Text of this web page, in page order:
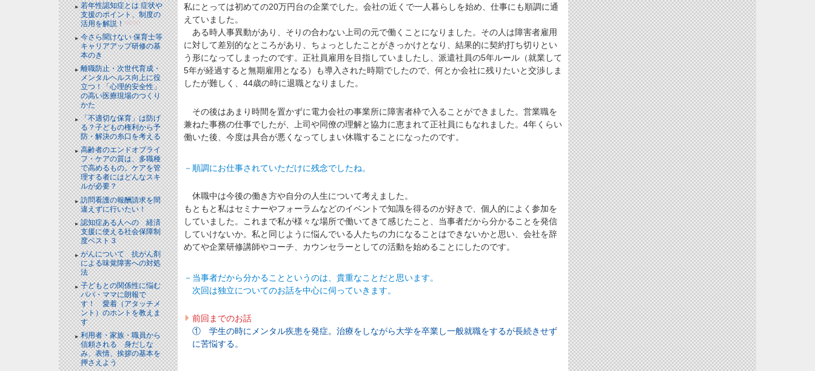
若年性認知症とは 症状や
支援のポイント、制度の
活用を解説！NEW!
今さら聞けない 保育士等
キャリアアップ研修の基
本のき
離職防止・次世代育成・
メンタルヘルス向上に役
立つ！「心理的安全性」
の高い医療現場のつくり
かた
「不適切な保育」は防げ
る？子どもの権利から予
防・解決の糸口を考える
高齢者のエンドオブライ
フ・ケアの質は、多職種
で高めるもの。ケアを管
理する者にはどんなスキ
ルが必要？
訪問看護の報酬請求を間
違えずに行いたい！
認知症ある人への 経済
支援に使える社会保障制
度ベスト３
がんについて 抗がん剤
による味覚障害への対処
法
子どもとの関係性に悩む
パパ・ママに朗報で
す！ 愛着（アタッチメ
ント）のホントを教えま
す
利用者・家族・職員から
信頼される 身だしな
み、表情、挨拶の基本を
押さえよう
私にとっては初めての20万円台の企業でした。会社の近くで一人暮らしを始め、仕事にも順調に通
えていました。
ある時人事異動があり、そりの合わない上司の元で働くことになりました。その人は障害者雇用
に対して差別的なところがあり、ちょっとしたことがきっかけとなり、結果的に契約打ち切りとい
う形になってしまったのです。正社員雇用を目指していましたし、派遣社員の5年ルール（就業して
5年が経過すると無期雇用となる）も導入された時期でしたので、何とか会社に残りたいと交渉しま
したが難しく、44歳の時に退職となりました。
その後はあまり時間を置かずに電力会社の事業所に障害者枠で入ることができました。営業職を
兼ねた事務の仕事でしたが、上司や同僚の理解と協力に恵まれて正社員にもなれました。4年くらい
働いた後、今度は具合が悪くなってしまい休職することになったのです。
－順調にお仕事されていただけに残念でしたね。
休職中は今後の働き方や自分の人生について考えました。
もともと私はセミナーやフォーラムなどのイベントで知識を得るのが好きで、個人的によく参加を
していました。これまで私が様々な場所で働いてきて感じたこと、当事者だから分かることを発信
していけないか。私と同じように悩んでいる人たちの力になることはできないかと思い、会社を辞
めてや企業研修講師やコーチ、カウンセラーとしての活動を始めることにしたのです。
－当事者だから分かることというのは、貴重なことだと思います。
次回は独立についてのお話を中心に伺っていきます。
前回までのお話
① 学生の時にメンタル疾患を発症。治療をしながら大学を卒業し一般就職をするが長続きせず
に苦悩する。